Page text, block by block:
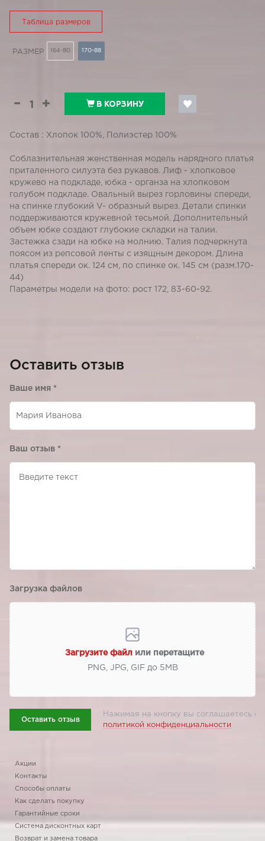
Таблица размеров
РАЗМЕР 164-80 170-88
В КОРЗИНУ
Состав : Хлопок 100%, Полиэстер 100%
Соблазнительная женственная модель нарядного платья
приталенного силуэта без рукавов. Лиф - хлопковое
кружево на подкладе, юбка - органза на хлопковом
голубом подкладе. Овальный вырез горловины спереди,
на спинке глубокий V- образный вырез. Детали спинки
поддерживаются кружевной тесьмой. Дополнительный
объем юбке создают глубокие складки на талии.
Застежка сзади на юбке на молнию. Талия подчеркнута
поясом из репсовой ленты с изящным декором. Длина
платья спереди ок. 124 см, по спинке ок. 145 см (разм.170-
44)
Параметры модели на фото: рост 172, 83-60-92.
Оставить отзыв
Ваше имя *
Ваш отзыв *
Загрузка файлов
Загрузите файл или перетащите
PNG, JPG, GIF до 5МВ
Оставить отзыв
Нажимая на кнопку вы соглашаетесь с
политикой конфиденциальности
Акции
Контакты
Способы оплаты
Как сделать покупку
Гарантийные сроки
Система дисконтных карт
Возврат и замена товара